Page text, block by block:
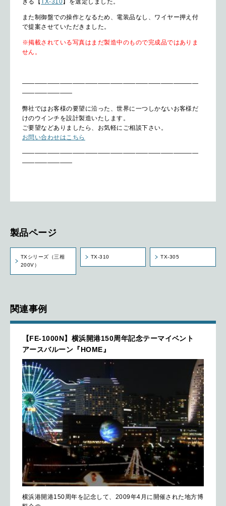
また制御盤での操作となるため、電装品なし、ワイヤー押え付
で提案させていただきました。
※掲載されている写真はまだ製造中のもので完成品ではありま
せん。
————————————————————————————
————————
弊社ではお客様の要望に沿った、世界に一つしかないお客様だ
けのウインチを設計製造いたします。
ご要望などありましたら、お気軽にご相談下さい。
お問い合わせはこちら
————————————————————————————
————————
製品ページ
TXシリーズ（三相
200V）
TX-310 TX-305
関連事例
【FE-1000N】横浜開港150周年記念テーマイベント
アースバルーン『HOME』
横浜港開港150周年を記念して、2009年4月に開催された地方博